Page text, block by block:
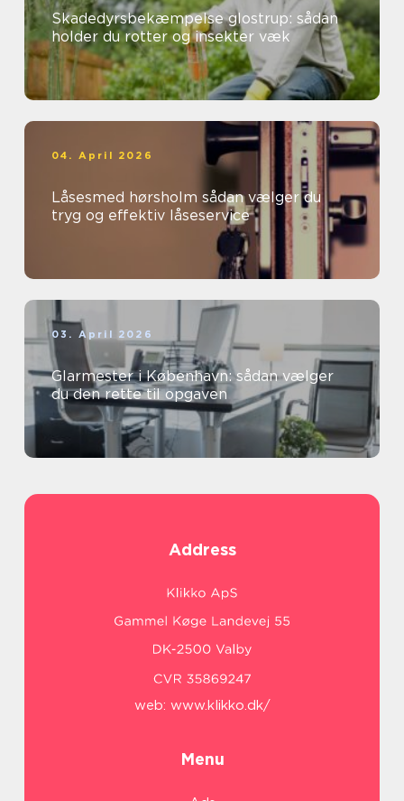
Skadedyrsbekæmpelse glostrup: sådan
holder du rotter og insekter væk
04. April 2026
Låsesmed hørsholm sådan vælger du
tryg og effektiv låseservice
03. April 2026
Glarmester i København: sådan vælger
du den rette til opgaven
Address
web: www.klikko.dk/
Menu